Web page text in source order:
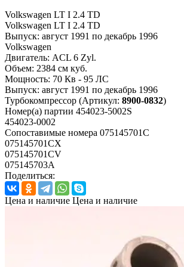
Volkswagen LT I 2.4 TD
Volkswagen LT I 2.4 TD
Выпуск: август 1991 по декабрь 1996
Volkswagen
Двигатель: ACL 6 Zyl.
Объем: 2384 см куб.
Мощность: 70 Кв - 95 ЛС
Выпуск: август 1991 по декабрь 1996
Турбокомпрессор (Артикул: 8900-0832)
Номер(а) партии 454023-5002S
454023-0002
Сопоставимые номера 075145701C
075145701CX
075145701CV
075145703A
Поделиться:
Цена и наличие Цена и наличие